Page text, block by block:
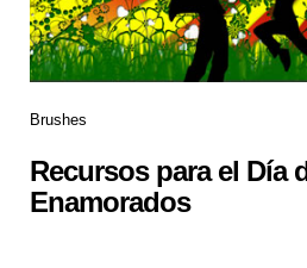
Brushes
Recursos para el Día
Enamorados